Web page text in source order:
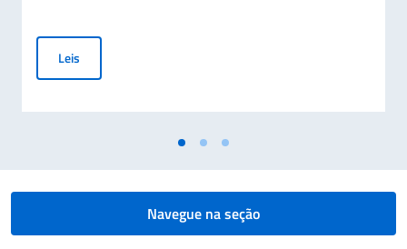
Leis
Navegue na seção